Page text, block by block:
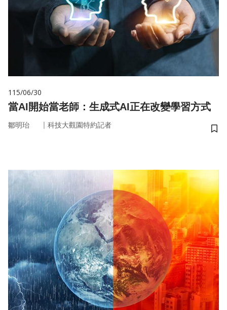
115/06/30
當AI開始當老師：生成式AI正在改變學習方式
鄒明珆 ｜ 科技大觀園特約記者
儲